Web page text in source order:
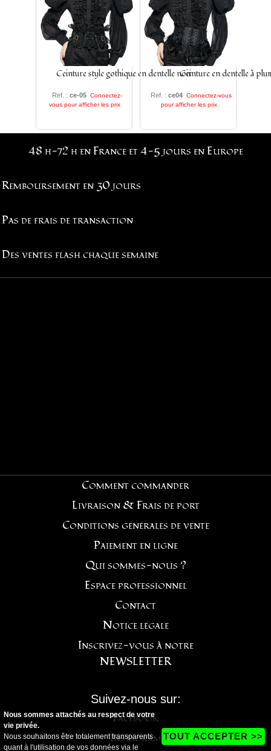
Ceinture style gothique en dentelle noir
Ref. : ce-05 Connectez-
vous pour afficher les prix
Ceinture en dentelle à
Ref. : ce04 Connectez-vous
pour afficher les prix
48 h-72 h en France et 4-5 jours en Europe
Remboursement en 30 jours
Pas de frais de transaction
Des ventes flash chaque semaine
Comment commander
Livraison & Frais de port
Conditions générales de vente
Paiement en ligne
Qui sommes-nous ?
Espace professionnel
Contact
Notice légale
Inscrivez-vous à notre
NEWSLETTER
Suivez-nous sur:
Facebook
Instagram
Nous sommes attachés au respect de votre
vie privée.
Nous souhaitons être totalement transparents
quant à l'utilisation de vos données via le
TOUT ACCEPTER >>